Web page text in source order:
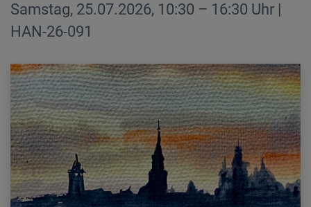
Samstag, 25.07.2026, 10:30 – 16:30 Uhr |
HAN-26-091